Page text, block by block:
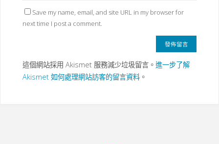
Save my name, email, and site URL in my browser for
next time I post a comment.
這個網站採用 Akismet 服務減少垃圾留言。 進一步了解
Akismet 如何處理網站訪客的留言資料。